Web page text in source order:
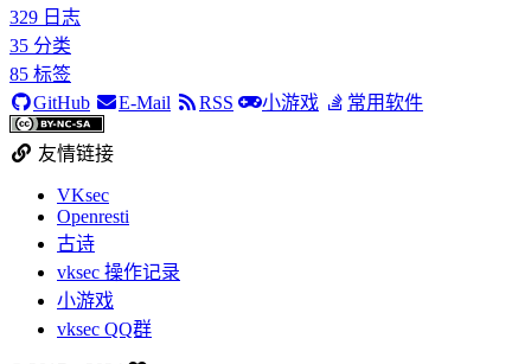
329 日志
35 分类
85 标签
GitHub
E-Mail RSS 小游戏 常用软件
友情链接
VKsec
Openresti
古诗
vksec 操作记录
小游戏
vksec QQ群